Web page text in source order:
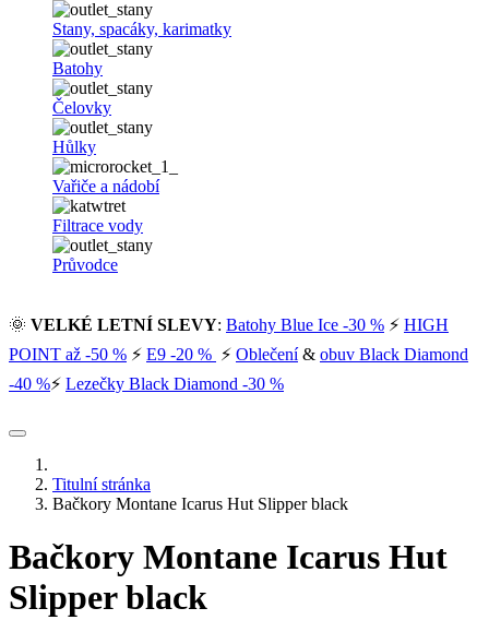
Stany, spacáky, karimatky
Batohy
Čelovky
Hůlky
Vařiče a nádobí
Filtrace vody
Průvodce
🌞 VELKÉ LETNÍ SLEVY: Batohy Blue Ice -30 % ⚡ HIGH
POINT až -50 % ⚡ E9 -20 % ⚡ Oblečení& obuv Black Diamond
-40 %⚡ Lezečky Black Diamond -30 %
Titulní stránka
Bačkory Montane Icarus Hut Slipper black
Bačkory Montane Icarus Hut
Slipper black